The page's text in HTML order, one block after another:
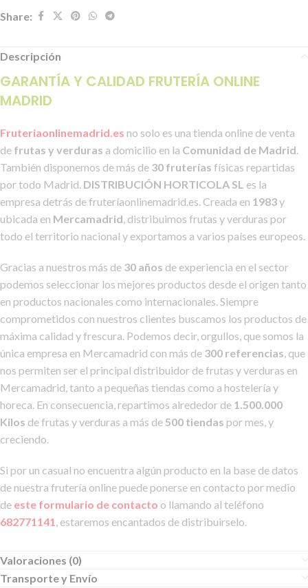
Share:
Descripción
GARANTÍA Y CALIDAD FRUTERÍA ONLINE
MADRID
Fruteriaonlinemadrid.es no solo es una tienda online de venta
de frutas y verduras a domicilio en la Comunidad de Madrid
También disponemos de más de 30 fruterías físicas repartidas
por todo Madrid. DISTRIBUCIÓN HORTICOLA SL es la
empresa detrás de fruteríaonlinemadrid.es. Creada en 1983y
ubicada en Mercamadrid , distribuimos frutas y verduras por
todo el territorio nacional y exportamos a varios países europeos.
Gracias a nuestros más de 30 años de experiencia en el sector
podemos seleccionar los mejores productos desde el origen tanto
en productos nacionales como internacionales. Siempre
comprometidos con nuestros clientes buscamos los productos de
máxima calidad y frescura. Podemos decir, orgullos, que somos la
única empresa en Mercamadrid con más de 300 referencias , que
nos permiten ser el principal distribuidor de frutas y verduras en
Mercamadrid, tanto a pequeñas tiendas como a hostelería y
horeca. En consecuencia, repartimos alrededor de 1.500.000
Kilos de frutas y verduras a más de 500 tiendas por mes, y
creciendo.
Si por un casual no encuentra algún producto en la base de datos
de nuestra frutería online puede ponerse en contacto por medio
de este formulario de contacto o llamando al teléfono
682771141 , estaremos encantados de distribuirselo.
Valoraciones (0)
Transporte y Envío